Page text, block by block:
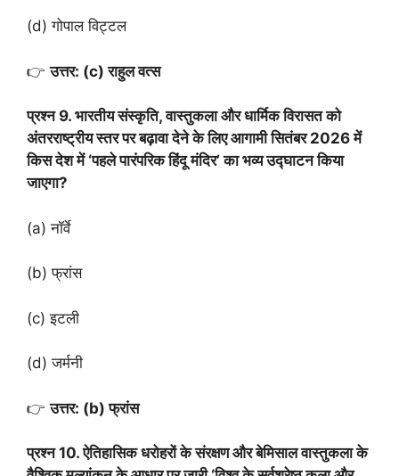
(d) गोपाल विट्टल
👉उत्तर: (c) राहुल वत्स
प्रश्न 9. भारतीय संस्कृति, वास्तुकला और धार्मिक विरासत को
अंतरराष्ट्रीय स्तर पर बढ़ावा देने के लिए आगामी सितंबर 2026 में
किस देश में ‘पहले पारंपरिक हिंदू मंदिर’ का भव्य उद्घाटन किया
जाएगा?
(a) नॉर्वे
(b) फ्रांस
(c) इटली
(d) जर्मनी
👉उत्तर: (b) फ्रांस
प्रश्न 10. ऐतिहासिक धरोहरों के संरक्षण और बेमिसाल वास्तुकला के